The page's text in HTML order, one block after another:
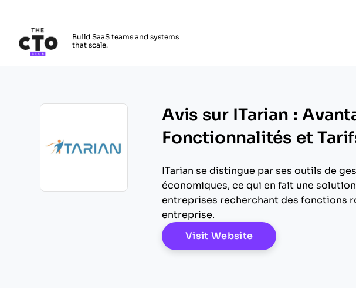
Build SaaS teams and systems
that scale.
Avis sur ITarian :
Fonctionnalités et
ITarian se distingue par ses outils de
économiques, ce qui en fait une
entreprises recherchant des fonctions
entreprise.
Visit WebsiteOpens New Window